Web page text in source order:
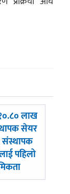
लाख
सेयर
संस्थापक
पहिलो